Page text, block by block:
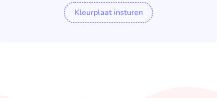
Kleurplaat insturen